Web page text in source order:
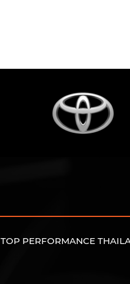
TOP PERFORMANCE